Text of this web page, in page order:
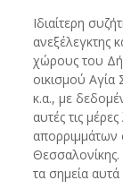
Ιδιαίτερη
ανεξέλεγκτης
χώρους του
οικισμού
κ.α., με
αυτές τις
απορριμμάτων
τα σημεία